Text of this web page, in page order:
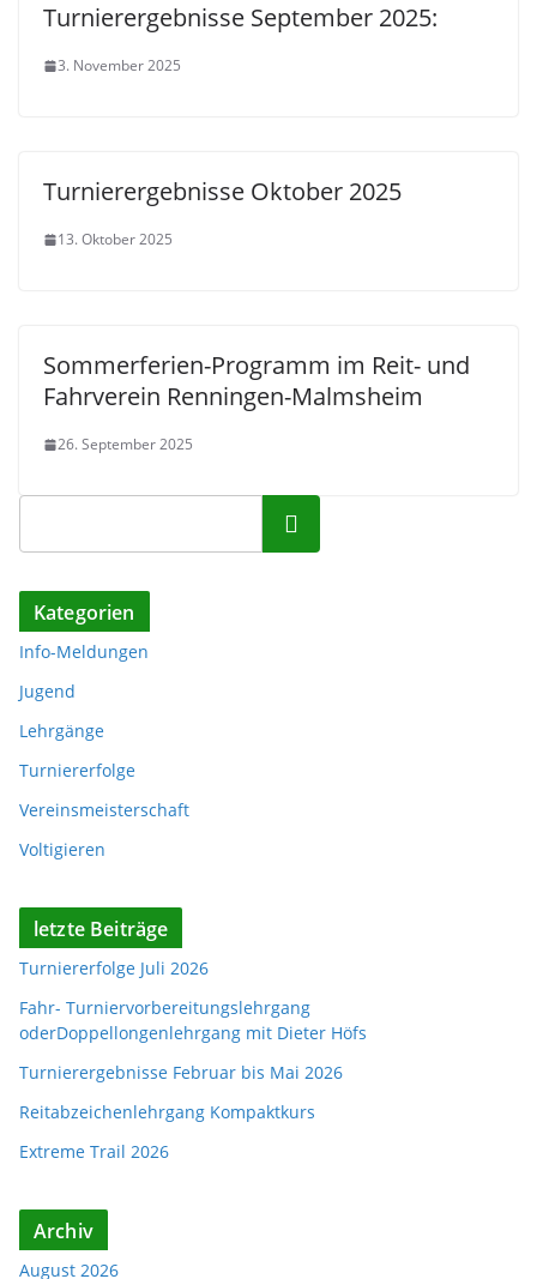
Turnierergebnisse September 2025:
3. November 2025
Turnierergebnisse Oktober 2025
13. Oktober 2025
Sommerferien-Programm im Reit- und
Fahrverein Renningen-Malmsheim
26. September 2025
Suchen
Kategorien
Info-Meldungen
Jugend
Lehrgänge
Turniererfolge
Vereinsmeisterschaft
Voltigieren
letzte Beiträge
Turniererfolge Juli 2026
Fahr- Turniervorbereitungslehrgang
oderDoppellongenlehrgang mit Dieter Höfs
Turnierergebnisse Februar bis Mai 2026
Reitabzeichenlehrgang Kompaktkurs
Extreme Trail 2026
Archiv
August 2026